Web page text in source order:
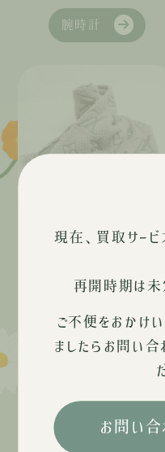
現在、買取サー
再開時期は未
ご不便をおかけ
ましたらお問い合
お問い合
腕時計
主要